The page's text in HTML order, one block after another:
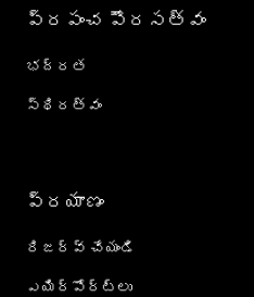
ప్రపంచ పౌరసత్వం
భద్రత
స్థిరత్వం
ప్రయాణం
రిజర్వ్ చేయండి
ఎయిర్؜పోర్ట్؜లు